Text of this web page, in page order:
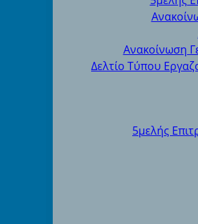
Ανακοίνωση
Δελτίο Τύπου
5μελής